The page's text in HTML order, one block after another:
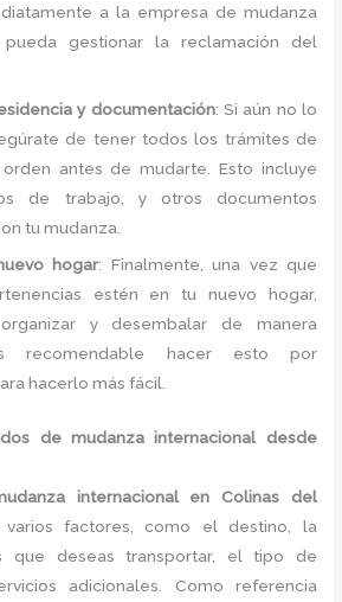
a la empresa de mudanza
gestionar la reclamación del
y documentación: Si aún no lo
de tener todos los trámites de
antes de mudarte. Esto incluye
de trabajo, y otros documentos
tu mudanza.
hogar: Finalmente, una vez que
estén en tu nuevo hogar,
y desembalar de manera
recomendable hacer esto por
hacerlo más fácil.
de mudanza internacional desde
internacional en Colinas del
factores, como el destino, la
que deseas transportar, el tipo de
adicionales. Como referencia